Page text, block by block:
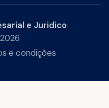
e Juridico·
e condições